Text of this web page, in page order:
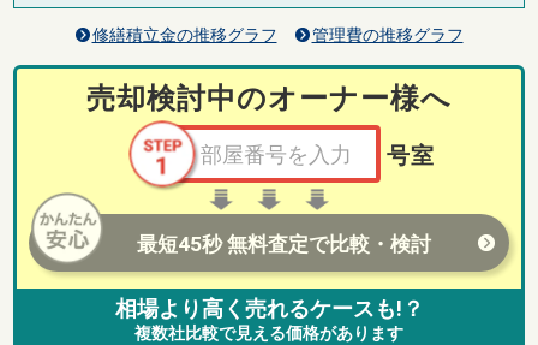
修繕積立金の推移グラフ 管理費の推移グラフ
売却検討中のオーナー様へ
号室
最短45秒 無料査定で比較・検討
相場より高く売れるケースも!？
複数社比較で見える価格があります